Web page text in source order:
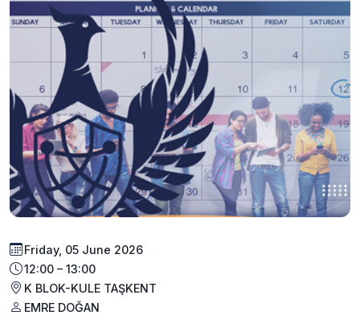
Friday, 05 June 2026
12:00 – 13:00
K BLOK-KULE TAŞKENT
EMRE DOĞAN